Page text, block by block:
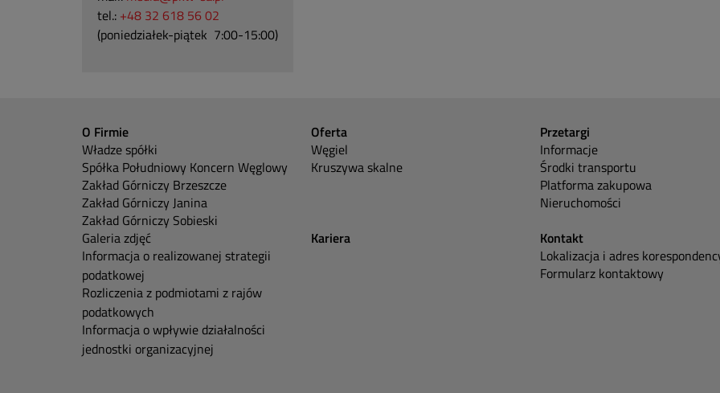
tel.: +48 32 618 56 02
(poniedziałek-piątek 7:00-15:00)
O Firmie
Władze spółki
Spółka Południowy Koncern Węglowy
Zakład Górniczy Brzeszcze
Zakład Górniczy Janina
Zakład Górniczy Sobieski
Galeria zdjęć
Informacja o realizowanej strategii
podatkowej
Rozliczenia z podmiotami z rajów
podatkowych
Informacja o wpływie działalności
jednostki organizacyjnej
Oferta
Węgiel
Kruszywa skalne
Przetargi
Informacje
Środki transportu
Platforma zakupowa
Nieruchomości
Kariera
Kontakt
Lokalizacja i adres
Formularz kontaktowy